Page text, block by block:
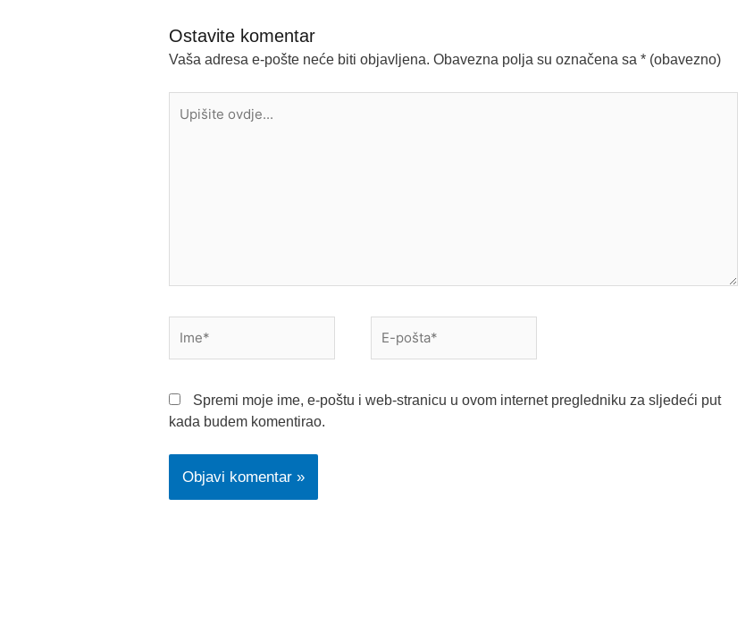
Ostavite komentar
Vaša adresa e-pošte neće biti objavljena. Obavezna polja su označena sa * (obavezno)
ovdje...
pošta*
Spremi moje ime, e-poštu i web-stranicu u ovom internet pregledniku za sljedeći put
kada budem komentirao.